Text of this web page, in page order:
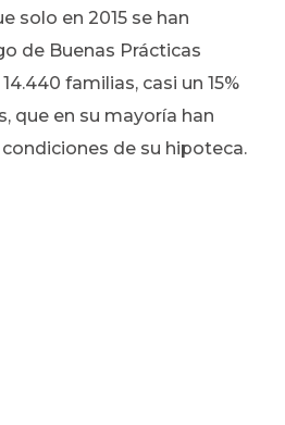
solo en 2015 se han
de Buenas Prácticas
familias, casi un 15%
que en su mayoría han
de su hipoteca.